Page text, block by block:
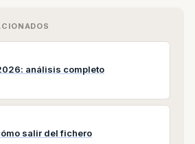
análisis completo
salir del fichero